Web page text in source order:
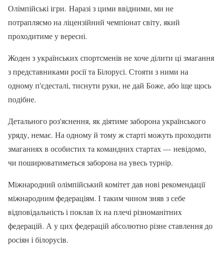
Олімпійські ігри. Наразі з цими ввідними, ми не
потрапляємо на ліцензійний чемпіонат світу, який
проходитиме у вересні.
Жоден з українських спортсменів не хоче ділити ці змагання
з представниками росії та Білорусі. Стояти з ними на
одному п'єдесталі, тиснути руки, не дай Боже, або іще щось
подібне.
Детального роз'яснення, як діятиме заборона українського
уряду, немає. На одному й тому ж старті можуть проходити
змаганнях в особистих та командних стартах — невідомо,
чи поширюватиметься заборона на увесь турнір.
Міжнародний олімпійський комітет дав нові рекомендації
міжнародним федераціям. І таким чином зняв з себе
відповідальність і поклав їх на плечі різноманітних
федерацій. А у цих федерацій абсолютно різне ставлення до
росіян і білорусів.